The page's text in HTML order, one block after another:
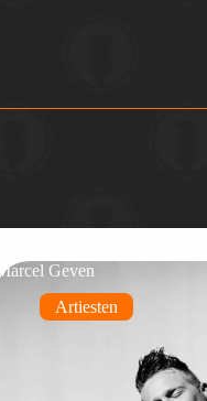
Marcel Geven
Artiesten